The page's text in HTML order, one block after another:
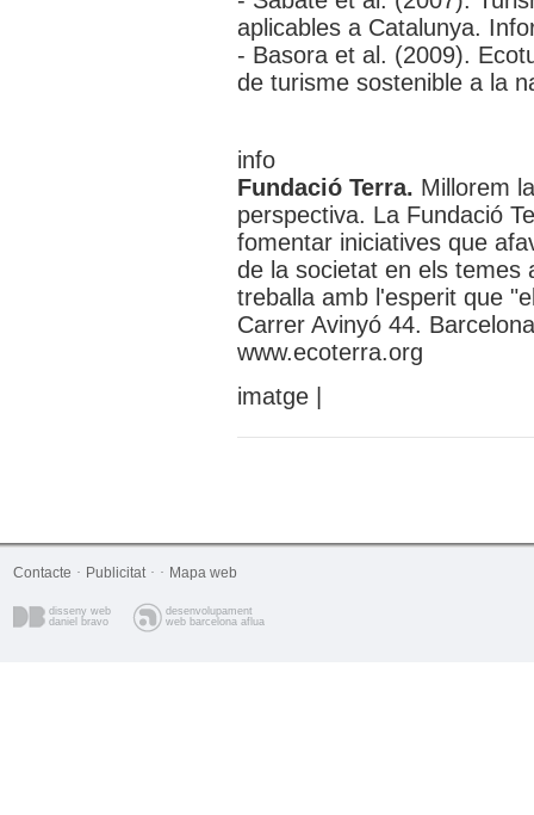
aplicables a Catalunya.
- Basora et al. (2009).
de turisme sostenible a la
info
Fundació Terra. Millorem
perspectiva. La Fundació
fomentar iniciatives que
de la societat en els temes
treballa amb l'esperit que
Carrer Avinyó 44.
www.ecoterra.org
imatge |
Contacte · Publicitat · · Mapa web
disseny web
daniel bravo
desenvolupament
web barcelona aflua